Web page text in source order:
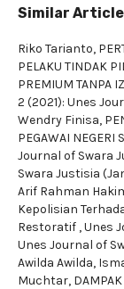
Similar
Riko Tarianto,
PELAKU TINDAK
PREMIUM TANPA
2 (2021): Unes
Wendry Finisa,
PEGAWAI NEGERI
Journal of Swara
Swara Justisia
Arif Rahman
Kepolisian
Restoratif ,Unes
Unes Journal of
Awilda Awilda,
Muchtar,